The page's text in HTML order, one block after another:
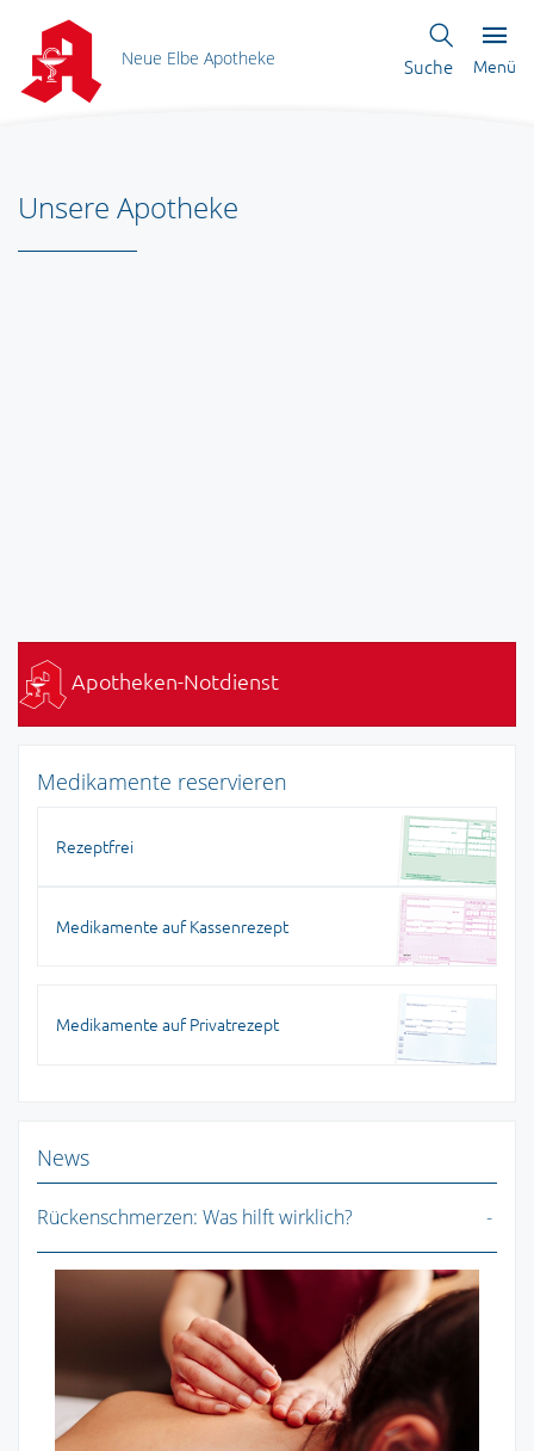
Neue Elbe Apotheke Suche Menü
Unsere Apotheke
Apotheken-Notdienst
Medikamente reservieren
Rezeptfrei
Medikamente auf Kassenrezept
Medikamente auf Privatrezept
News
Rückenschmerzen: Was hilft wirklich?